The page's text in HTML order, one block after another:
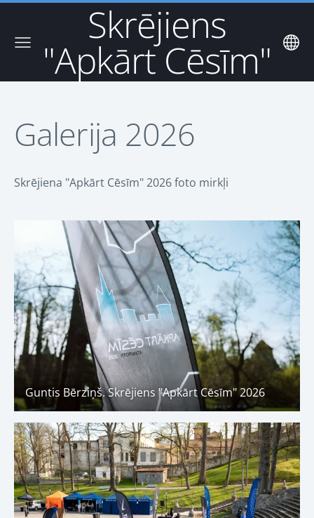
Skrējiens
"Apkārt Cēsīm"
Galerija 2026
Skrējiena "Apkārt Cēsīm" 2026 foto mirkļi
Guntis Bērziņš. Skrējiens "Apkārt Cēsīm" 2026